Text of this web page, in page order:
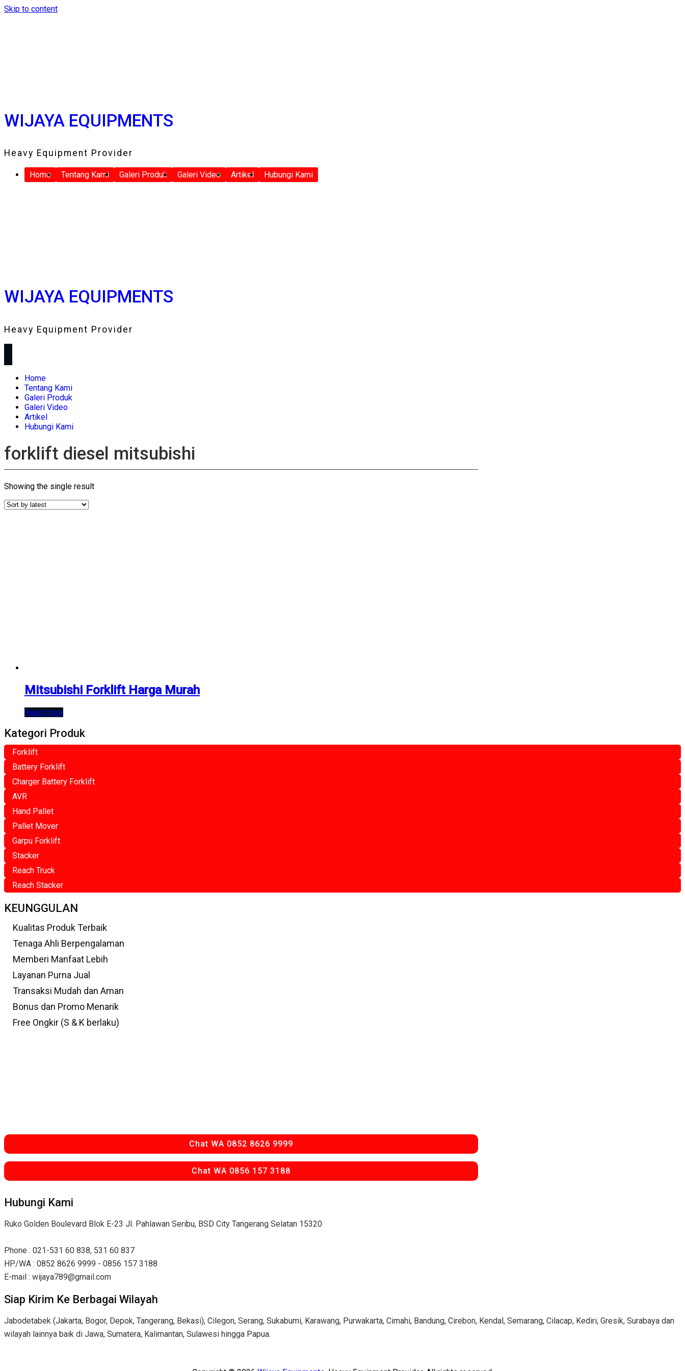
Skip to content
WIJAYA EQUIPMENTS
Heavy Equipment Provider
Home Tentang Kami Galeri Produk Galeri Video Artikel Hubungi Kami
WIJAYA EQUIPMENTS
Heavy Equipment Provider
Home
Tentang Kami
Galeri Produk
Galeri Video
Artikel
Hubungi Kami
forklift diesel mitsubishi
Showing the single result
Mitsubishi Forklift Harga Murah
Read more
Kategori Produk
Forklift
Battery Forklift
Charger Battery Forklift
AVR
Hand Pallet
Pallet Mover
Garpu Forklift
Stacker
Reach Truck
Reach Stacker
KEUNGGULAN
Kualitas Produk Terbaik
Tenaga Ahli Berpengalaman
Memberi Manfaat Lebih
Layanan Purna Jual
Transaksi Mudah dan Aman
Bonus dan Promo Menarik
Free Ongkir (S & K berlaku)
Chat WA 0852 8626 9999
Chat WA 0856 157 3188
Hubungi Kami
Ruko Golden Boulevard Blok E-23 Jl. Pahlawan Seribu, BSD City Tangerang Selatan 15320
Phone : 021-531 60 838, 531 60 837
HP/WA : 0852 8626 9999 - 0856 157 3188
E-mail : wijaya789@gmail.com
Siap Kirim Ke Berbagai Wilayah
Jabodetabek (Jakarta, Bogor, Depok, Tangerang, Bekasi), Cilegon, Serang, Sukabumi, Karawang, Purwakarta, Cimahi, Bandung, Cirebon, Kendal, Semarang, Cilacap, Kediri, Gresik, Surabaya dan
wilayah lainnya baik di Jawa, Sumatera, Kalimantan, Sulawesi hingga Papua.